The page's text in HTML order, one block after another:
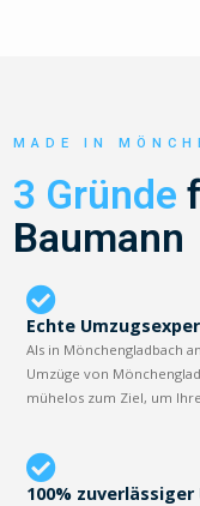
MADE IN
3 Gründe
Baumann
Echte
Als in Mönchengladbach
Umzüge von
mühelos zum Ziel, um
100%